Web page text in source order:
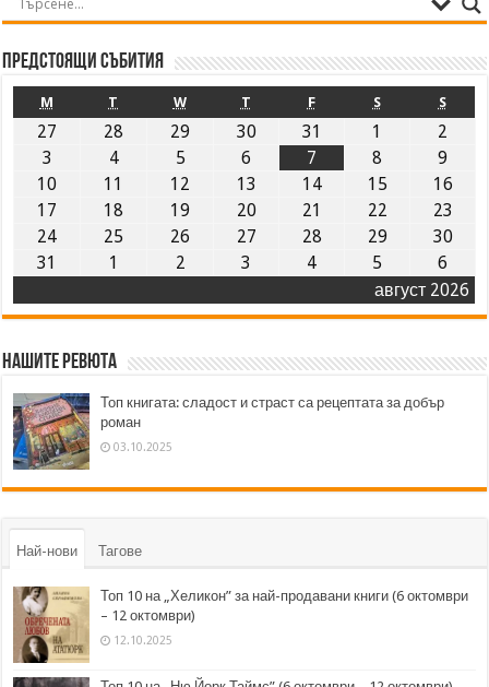
Предстоящи събития
август 2026
M T W T F S S
27 28 29 30 31 1
2
3
4 5 6 7 8
9
10
11 12 13 14 15
16
17
18 19 20 21 22
23
24
25 26 27 28 29
30
31
1 2 3 4 5 6
Нашите ревюта
Топ книгата: сладост и страст са рецептата за добър
роман
03.10.2025
Най-нови Тагове
Топ 10 на „Хеликон” за най-продавани книги (6 октомври
– 12 октомври)
12.10.2025